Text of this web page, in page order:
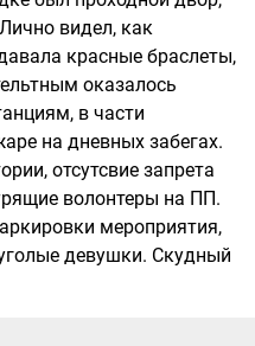
видел, как
красные браслеты,
оказалось
в части
на дневных забегах.
отсутсвие запрета
волонтеры на ПП.
мероприятия,
девушки. Скудный